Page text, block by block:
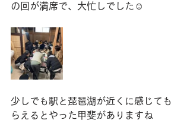
の回が満席で、大忙しでした☺️
少しでも駅と琵琶湖が近くに感じても
らえるとやった甲斐がありますね